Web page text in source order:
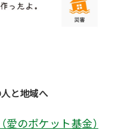
愛のポケット基金）
人と地域へ